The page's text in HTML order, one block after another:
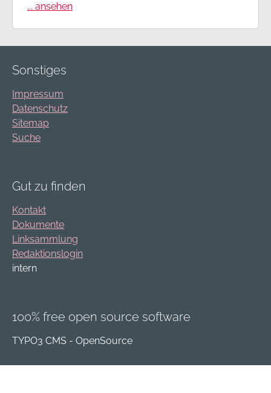
... ansehen
Sonstiges
Impressum
Datenschutz
Sitemap
Suche
Gut zu finden
Kontakt
Dokumente
Linksammlung
Redaktionslogin
intern
100% free open source software
TYPO3 CMS - OpenSource